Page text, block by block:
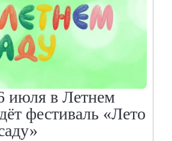
июля в Летнем
фестиваль «Лето